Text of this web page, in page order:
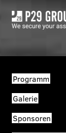
Programm
Galerie
Sponsoren